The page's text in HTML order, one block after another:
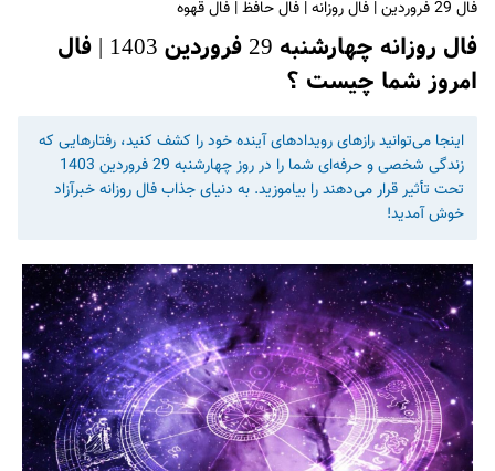
فال 29 فروردین | فال روزانه | فال حافظ | فال قهوه
فال روزانه چهارشنبه 29 فروردین 1403 | فال
امروز شما چیست ؟
اینجا می‌توانید رازهای رویدادهای آینده خود را کشف کنید، رفتارهایی که
زندگی شخصی و حرفه‌ای شما را در روز چهارشنبه 29 فروردین 1403
تحت تأثیر قرار می‌دهند را بیاموزید. به دنیای جذاب فال روزانه خبرآزاد
خوش آمدید!